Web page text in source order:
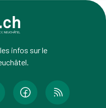
infos sur le